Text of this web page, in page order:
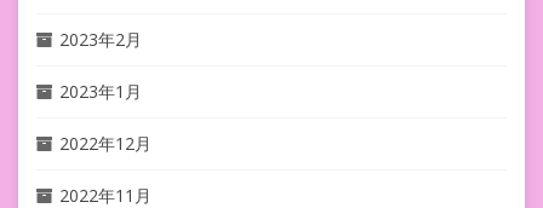
2023年2月
2023年1月
2022年12月
2022年11月